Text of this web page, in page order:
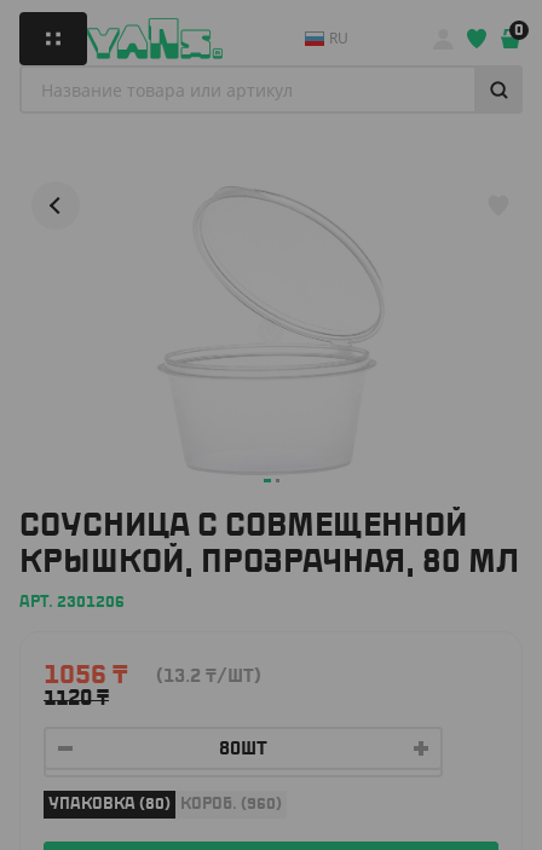
RU 0
СОУСНИЦА С СОВМЕЩЕННОЙ
КРЫШКОЙ, ПРОЗРАЧНАЯ, 80 МЛ
АРТ. 2301206
1056 ₸
1120₸
(13.2 ₸/ШТ)
УПАКОВКА (80) КОРОБ. (960)